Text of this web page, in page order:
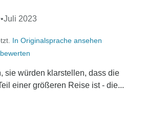
•Juli 2023
In Originalsprache ansehen
sie würden klarstellen, dass die
einer größeren Reise ist - die...